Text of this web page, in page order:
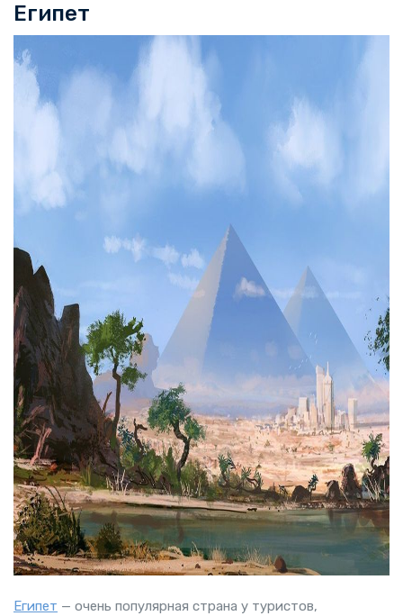
Египет
Египет — очень популярная страна у туристов,